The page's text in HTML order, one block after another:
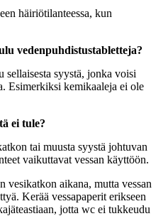
häiriötilanteessa, kun
vedenpuhdistustabletteja?
sellaisesta syystä, jonka voisi
Esimerkiksi kemikaaleja ei ole
ei tule?
tai muusta syystä johtuvan
vaikuttavat vessan käyttöön.
vesikatkon aikana, mutta vessan
Kerää vessapaperit erikseen
jotta wc ei tukkeudu